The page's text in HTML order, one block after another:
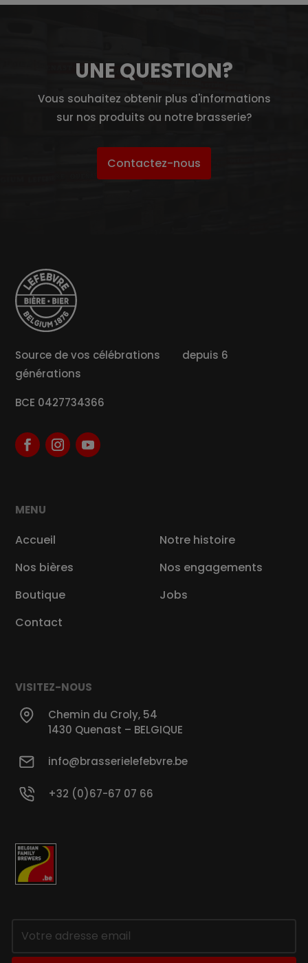
UNE QUESTION?
Vous souhaitez obtenir plus d'informations
sur nos produits ou notre brasserie?
Contactez-nous
Source de vos célébrations depuis 6
générations
BCE 0427734366
MENU
Accueil
Notre histoire
Nos bières
Nos engagements
Boutique
Jobs
Contact
VISITEZ-NOUS
Chemin du Croly, 54
1430 Quenast – BELGIQUE
info@brasserielefebvre.be
+32 (0)67-67 07 66